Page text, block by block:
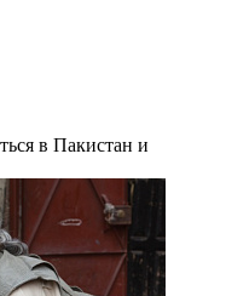
в Пакистан и